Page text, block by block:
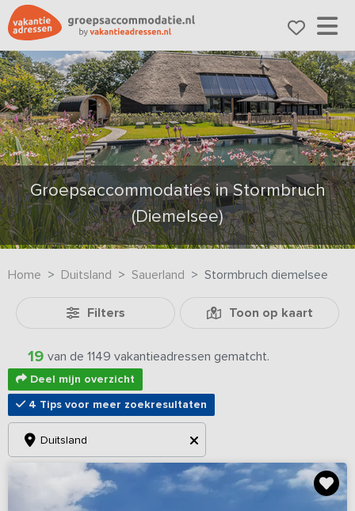
Groepsaccommodaties in Stormbruch
(Diemelsee)
Home Duitsland Sauerland Stormbruch diemelsee
Filters Toon op kaart
19 van de 1149 vakantieadressen gematcht.
Deel mijn overzicht
4 Tips voor meer zoekresultaten
Duitsland